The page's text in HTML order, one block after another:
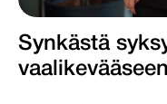
Synkästä
vaalikevääseen